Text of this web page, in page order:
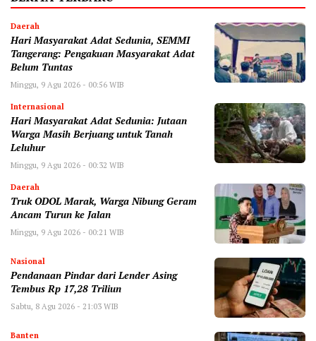
Daerah
Hari Masyarakat Adat Sedunia, SEMMI
Tangerang: Pengakuan Masyarakat Adat
Belum Tuntas
Minggu, 9 Agu 2026 - 00:56 WIB
Internasional
Hari Masyarakat Adat Sedunia: Jutaan
Warga Masih Berjuang untuk Tanah
Leluhur
Minggu, 9 Agu 2026 - 00:32 WIB
Daerah
Truk ODOL Marak, Warga Nibung Geram
Ancam Turun ke Jalan
Minggu, 9 Agu 2026 - 00:21 WIB
Nasional
Pendanaan Pindar dari Lender Asing
Tembus Rp 17,28 Triliun
Sabtu, 8 Agu 2026 - 21:03 WIB
Banten